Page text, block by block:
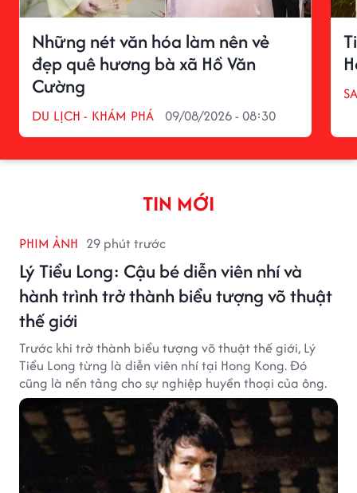
Những nét văn hóa làm nên vẻ
đẹp quê hương bà xã Hồ Văn
Cường
DU LỊCH - KHÁM PHÁ 09/08/2026 - 08:30
TIN MỚI
PHIM ẢNH 29 phút trước
Lý Tiểu Long: Cậu bé diễn viên nhí và
hành trình trở thành biểu tượng võ thuật
thế giới
Trước khi trở thành biểu tượng võ thuật thế giới, Lý
Tiểu Long từng là diễn viên nhí tại Hong Kong. Đó
cũng là nền tảng cho sự nghiệp huyền thoại của ông.